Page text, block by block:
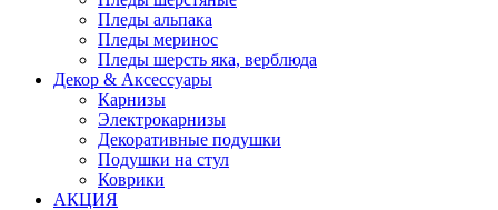
Пледы альпака
Пледы меринос
Пледы шерсть яка, верблюда
Декор & Аксессуары
Карнизы
Электрокарнизы
Декоративные подушки
Подушки на стул
Коврики
АКЦИЯ